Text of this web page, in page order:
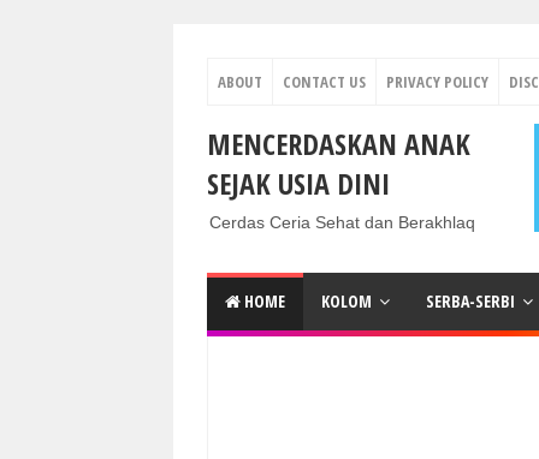
ABOUT CONTACT US PRIVACY POLICY
MENCERDASKAN ANAK
SEJAK USIA DINI
Cerdas Ceria Sehat dan Berakhlaq
HOME KOLOM SERBA-SERBI